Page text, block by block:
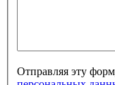
Отправляя эту